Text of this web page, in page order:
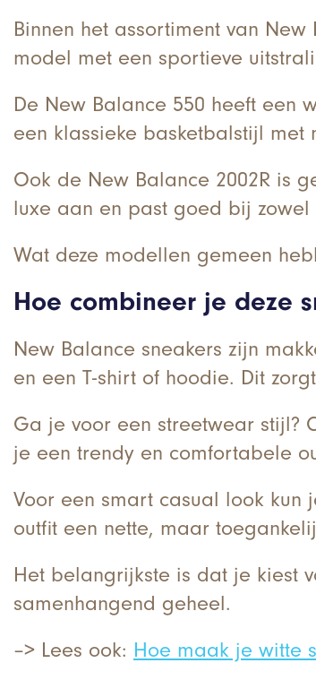
Binnen het assortiment van
model met een sportieve
De New Balance 550 heeft een
een klassieke basketbalstijl met
Ook de New Balance 2002R is
luxe aan en past goed bij
Wat deze modellen gemeen
Hoe combineer je deze
New Balance sneakers zijn
en een T-shirt of hoodie. Dit
Ga je voor een streetwear stijl?
je een trendy en comfortabele
Voor een smart casual look kun
outfit een nette, maar
Het belangrijkste is dat je kiest
samenhangend geheel.
–> Lees ook: Hoe maak je witte